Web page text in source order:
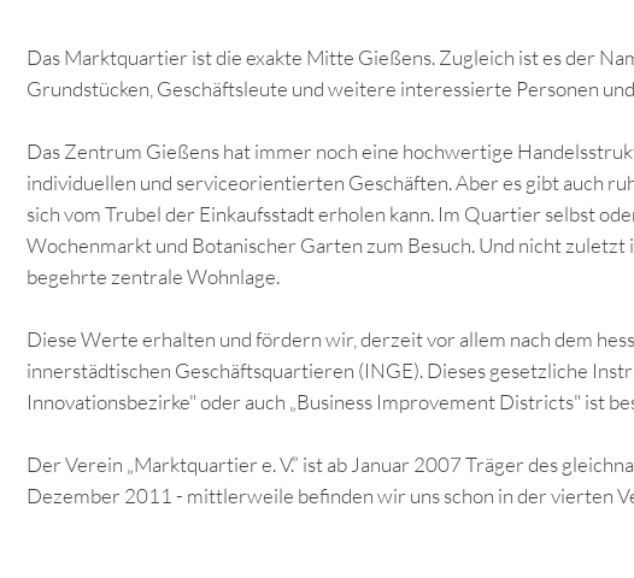
Das Marktquartier ist die exakte Mitte Gießens. Zugleich ist es der
Grundstücken, Geschäftsleute und weitere interessierte Personen
Das Zentrum Gießens hat immer noch eine hochwertige
individuellen und serviceorientierten Geschäften. Aber es gibt auch
sich vom Trubel der Einkaufsstadt erholen kann. Im Quartier selbst
Wochenmarkt und Botanischer Garten zum Besuch. Und nicht
begehrte zentrale Wohnlage.
Diese Werte erhalten und fördern wir, derzeit vor allem nach dem
innerstädtischen Geschäftsquartieren (INGE). Dieses gesetzliche
Innovationsbezirke" oder auch „Business Improvement Districts" ist
Der Verein „Marktquartier e. V.” ist ab Januar 2007 Träger des
Dezember 2011 - mittlerweile befinden wir uns schon in der vierten